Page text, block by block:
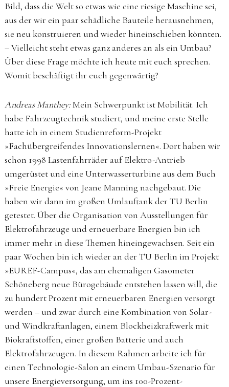
Bild, dass die Welt so etwas wie eine riesige Maschine sei,
aus der wir ein paar schädliche Bauteile herausnehmen,
sie neu konstruieren und wieder hineinschieben könnten.
– Vielleicht steht etwas ganz anderes an als ein Umbau?
Über diese Frage möchte ich heute mit euch sprechen.
Womit beschäftigt ihr euch gegenwärtig?
Andreas Manthey:Mein Schwerpunkt ist Mobilität. Ich
habe Fahrzeugtechnik studiert, und meine erste Stelle
hatte ich in einem Studienreform-Projekt
»Fachübergreifendes Innovationslernen«. Dort haben wir
schon 1998 Lastenfahrräder auf Elektro-Antrieb
umgerüstet und eine Unterwasserturbine aus dem Buch
»Freie Energie« von Jeane Manning nachgebaut. Die
haben wir dann im großen Umlauftank der TU Berlin
getestet. Über die Organisation von Ausstellungen für
Elektrofahrzeuge und erneuerbare Energien bin ich
immer mehr in diese Themen hineingewachsen. Seit ein
paar Wochen bin ich wieder an der TU Berlin im Projekt
»EUREF-Campus«, das am ehemaligen Gasometer
Schöneberg neue Bürogebäude entstehen lassen will, die
zu hundert Prozent mit erneuerbaren Energien versorgt
werden – und zwar durch eine Kombination von Solar-
und Windkraftanlagen, einem Blockheizkraftwerk mit
Biokraftstoffen, einer großen Batterie und auch
Elektrofahrzeugen. In diesem Rahmen arbeite ich für
einen Technologie-Salon an einem Umbau-Szenario für
unsere Energieversorgung, um ins 100-Prozent-